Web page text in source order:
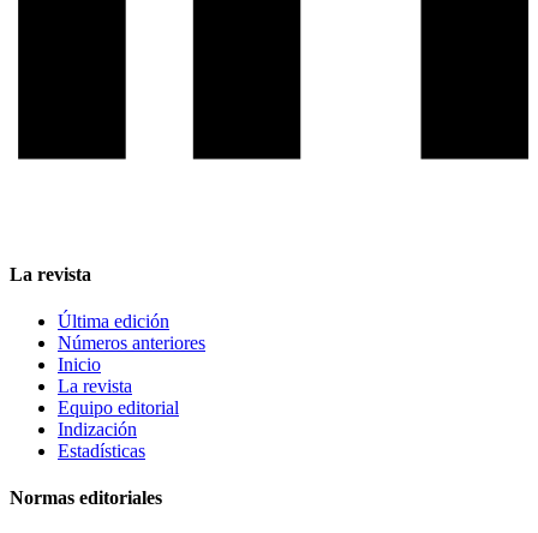
La revista
Última edición
Números anteriores
Inicio
La revista
Equipo editorial
Indización
Estadísticas
Normas editoriales